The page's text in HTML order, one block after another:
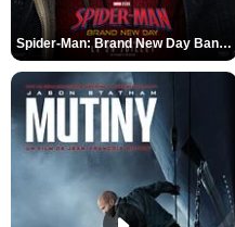
Spider-Man: Brand New Day Bande-annonce VO STFR